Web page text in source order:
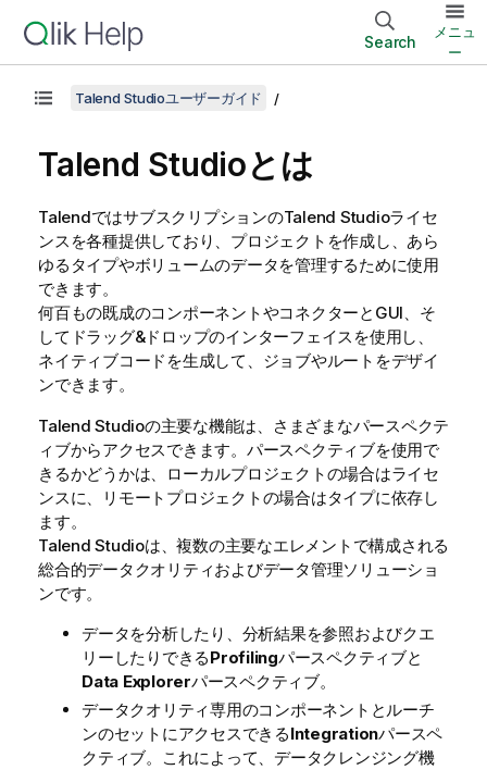
Search
メニュ
ー
Talend Studioユーザーガイド
Talend Studioとは
TalendではサブスクリプションのTalend Studioライセ
ンスを各種提供しており、プロジェクトを作成し、あら
ゆるタイプやボリュームのデータを管理するために使用
できます。
何百もの既成のコンポーネントやコネクターとGUI、そ
してドラッグ&ドロップのインターフェイスを使用し、
ネイティブコードを生成して、ジョブやルートをデザイ
ンできます。
Talend Studioの主要な機能は、さまざまなパースペクテ
ィブからアクセスできます。パースペクティブを使用で
きるかどうかは、ローカルプロジェクトの場合はライセ
ンスに、リモートプロジェクトの場合はタイプに依存し
ます。
Talend Studioは、複数の主要なエレメントで構成される
総合的データクオリティおよびデータ管理ソリューショ
ンです。
データを分析したり、分析結果を参照およびクエ
リーしたりできるProfilingパースペクティブと
Data Explorerパースペクティブ。
データクオリティ専用のコンポーネントとルーチ
ンのセットにアクセスできるIntegrationパースペ
クティブ。これによって、データクレンジング機